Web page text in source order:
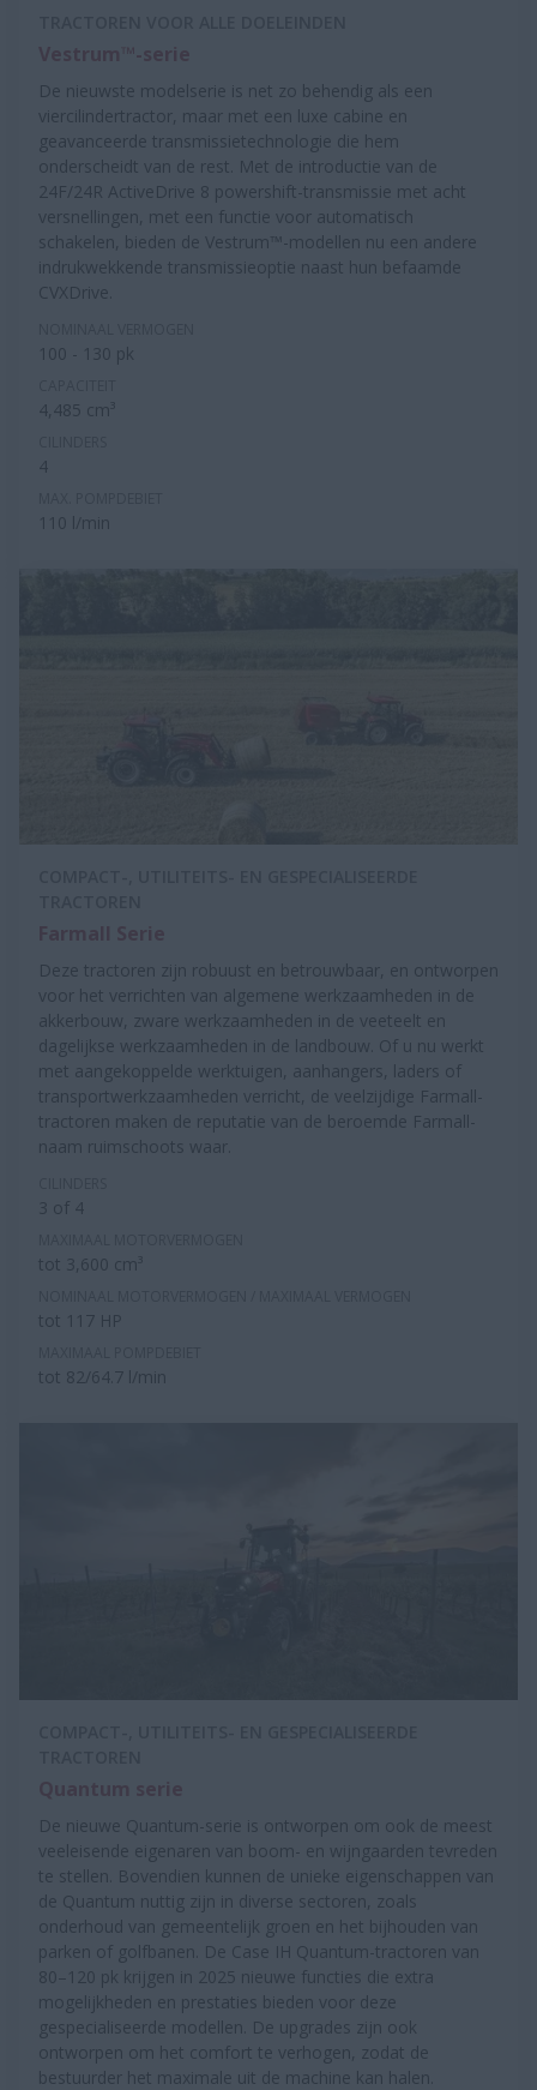
De nieuwste modelserie is net zo behendig als een
viercilindertractor, maar met een luxe cabine en
geavanceerde transmissietechnologie die hem
onderscheidt van de rest. Met de introductie van de
24F/24R ActiveDrive 8 powershift-transmissie met acht
versnellingen, met een functie voor automatisch
schakelen, bieden de Vestrum™-modellen nu een andere
indrukwekkende transmissieoptie naast hun befaamde
CVXDrive.
100 - 130 pk
4,485 cm³
4
110 l/min
Deze tractoren zijn robuust en betrouwbaar, en ontworpen
voor het verrichten van algemene werkzaamheden in de
akkerbouw, zware werkzaamheden in de veeteelt en
dagelijkse werkzaamheden in de landbouw. Of u nu werkt
met aangekoppelde werktuigen, aanhangers, laders of
transportwerkzaamheden verricht, de veelzijdige Farmall-
tractoren maken de reputatie van de beroemde Farmall-
naam ruimschoots waar.
3 of 4
tot 3,600 cm³
tot 117 HP
tot 82/64.7 l/min
De nieuwe Quantum-serie is ontworpen om ook de meest
veeleisende eigenaren van boom- en wijngaarden tevreden
te stellen. Bovendien kunnen de unieke eigenschappen van
de Quantum nuttig zijn in diverse sectoren, zoals
onderhoud van gemeentelijk groen en het bijhouden van
parken of golfbanen. De Case IH Quantum-tractoren van
80–120 pk krijgen in 2025 nieuwe functies die extra
mogelijkheden en prestaties bieden voor deze
gespecialiseerde modellen. De upgrades zijn ook
ontworpen om het comfort te verhogen, zodat de
bestuurder het maximale uit de machine kan halen.